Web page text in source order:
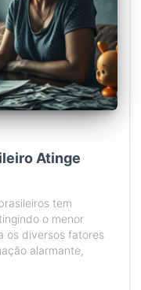
Atinge
tem
o menor
os diversos fatores
alarmante,